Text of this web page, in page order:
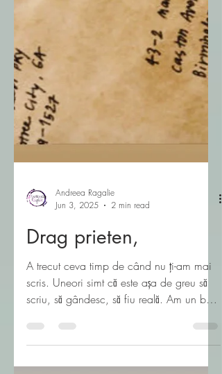
Jun 3, 2025
2 min read
Drag prieten,
A trecut ceva timp de când nu ți-am mai
scris. Uneori simt că este așa de greu să
scriu, să gândesc, să fiu reală. Am un burn